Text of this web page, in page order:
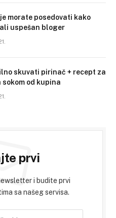
morate posedovati kako
uspešan bloger
skuvati pirinač + recept za
od kupina
prvi
i budite prvi
sa našeg servisa.